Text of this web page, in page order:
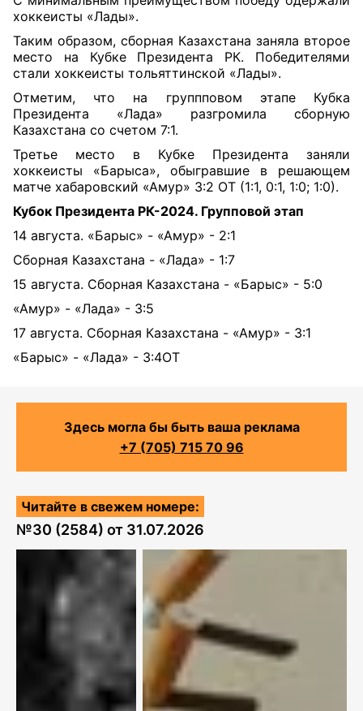
хоккеисты «Лады».
Таким образом, сборная Казахстана заняла второе
место на Кубке Президента РК. Победителями
стали хоккеисты тольяттинской «Лады».
Отметим, что на группповом этапе Кубка
Президента «Лада» разгромила сборную
Казахстана со счетом 7:1.
Третье место в Кубке Президента заняли
хоккеисты «Барыса», обыгравшие в решающем
матче хабаровский «Амур» 3:2 ОТ (1:1, 0:1, 1:0; 1:0).
Кубок Президента РК-2024. Групповой этап
14 августа. «Барыс» - «Амур» - 2:1
Cборная Казахстана - «Лада» - 1:7
15 августа. Сборная Казахстана - «Барыс» - 5:0
«Амур» - «Лада» - 3:5
17 августа. Сборная Казахстана - «Амур» - 3:1
«Барыс» - «Лада» - 3:4ОТ
Здесь могла бы быть ваша реклама
+7 (705) 715 70 96
Читайте в свежем номере:
№30 (2584) от 31.07.2026